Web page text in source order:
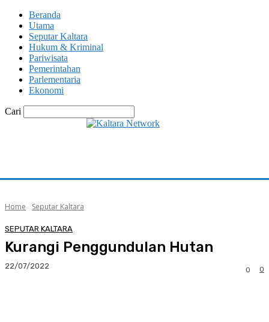
Beranda
Utama
Seputar Kaltara
Hukum & Kriminal
Pariwisata
Pemerintahan
Parlementaria
Ekonomi
Cari
Home Seputar Kaltara
SEPUTAR KALTARA
Kurangi Penggundulan Hutan
22/07/2022 0
0